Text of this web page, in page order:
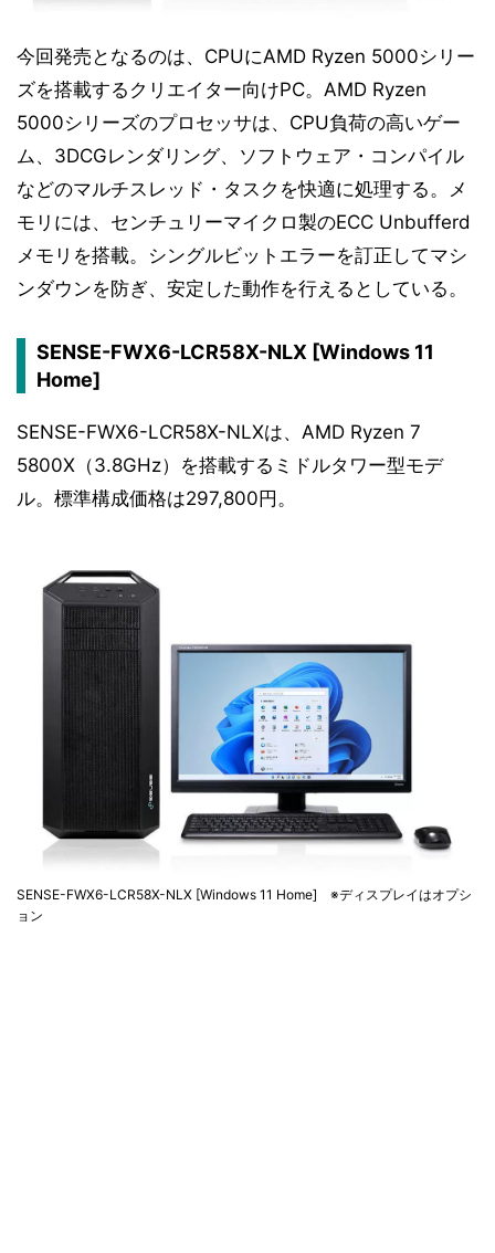
今回発売となるのは、CPUにAMD Ryzen 5000シリー
ズを搭載するクリエイター向けPC。AMD Ryzen
5000シリーズのプロセッサは、CPU負荷の高いゲー
ム、3DCGレンダリング、ソフトウェア・コンパイル
などのマルチスレッド・タスクを快適に処理する。メ
モリには、センチュリーマイクロ製のECC Unbufferd
メモリを搭載。シングルビットエラーを訂正してマシ
ンダウンを防ぎ、安定した動作を行えるとしている。
SENSE-FWX6-LCR58X-NLX [Windows 11
Home]
SENSE-FWX6-LCR58X-NLXは、AMD Ryzen 7
5800X（3.8GHz）を搭載するミドルタワー型モデ
ル。標準構成価格は297,800円。
SENSE-FWX6-LCR58X-NLX [Windows 11 Home] ※ディスプレイはオプシ
ョン